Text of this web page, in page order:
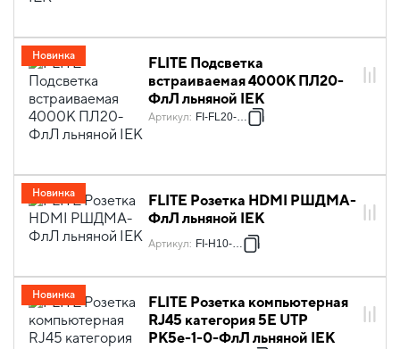
FLITE Подсветка
встраиваемая 4000К ПЛ20-
ФлЛ льняной IEK
Артикул: FI-FL20-K88
Новинка
FLITE Розетка HDMI РШДМА-
ФлЛ льняной IEK
Артикул: FI-H10-K88
Новинка
FLITE Розетка компьютерная
RJ45 категория 5Е UTP
РК5е-1-0-ФлЛ льняной IEK
Новинка